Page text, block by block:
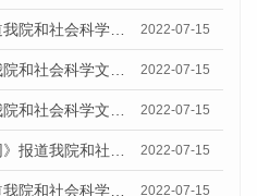
7月13日《凤凰新闻》报道我院和社会科学文献出版社联合发布的《广州蓝皮书：广州数字经济发展报告（2022）》的媒体文章 2022-07-15
7月13日《南方网》报道我院和社会科学文献出版社联合发布的《广州蓝皮书：广州数字经济发展报告（2022）》的媒体文章 2022-07-15
7月13日《南方网》报道我院和社会科学文献出版社联合发布的《广州蓝皮书：广州数字经济发展报告（2022）》的媒体文章 2022-07-15
7月15日《中国社会科学网》报道我院和社会科学文献出版社联合发布的《广州蓝皮书：广州数字经济发展报告（2022）》的媒体文章 2022-07-15
7月12日《花城新闻》报道我院和社会科学文献出版社联合发布的《广州蓝皮书：广州数字经济发展报告（2022）》的媒体文章 2022-07-15